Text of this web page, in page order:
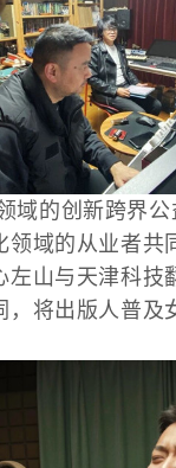
域的创新跨界
领域的从业者共
左山与天津科技
，将出版人普及